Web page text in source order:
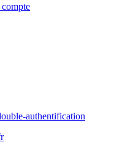
authentification